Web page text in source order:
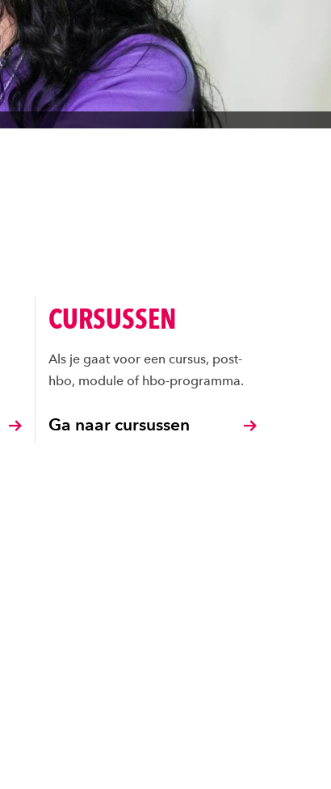
CURSUSSEN
Als je gaat voor een cursus, post-
hbo, module of hbo-programma.
Ga naar cursussen